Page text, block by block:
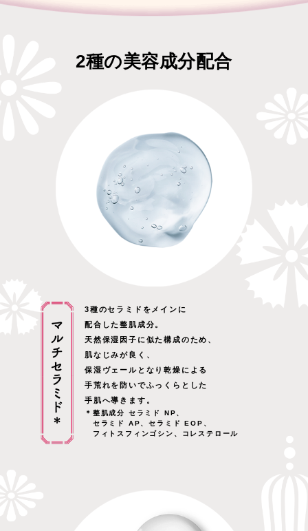
2種の美容成分配合
3種のセラミドをメインに
配合した整肌成分。
天然保湿因子に似た構成のため、
肌なじみが良く、
保湿ヴェールとなり乾燥による
手荒れを防いでふっくらとした
手肌へ導きます。
＊整肌成分 セラミド NP、
セラミド AP、セラミド EOP、
フィトスフィンゴシン、コレステロール